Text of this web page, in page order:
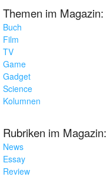
Themen im Magazin:
Buch
Film
TV
Game
Gadget
Science
Kolumnen
Rubriken im Magazin:
News
Essay
Review